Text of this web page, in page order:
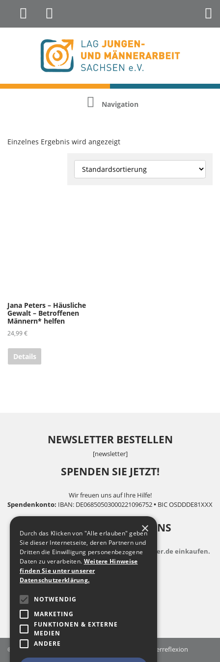
Geschlechterreflexion
Navigation
Einzelnes Ergebnis wird angezeigt
Jana Peters – Häusliche
Gewalt – Betroffenen
Männern* helfen
24,99€
Details
NEWSLETTER BESTELLEN
[newsletter]
SPENDEN SIE JETZT!
Wir freuen uns auf Ihre Hilfe!
Spendenkonto: IBAN: DE06850503000221096752• BIC OSDDDE81XXX
UNTERSTÜTZEN SIE UNS
indem Sie zusatzkostenfrei auf Bildungsspender.de einkaufen.
© 2026 Landesfachstelle Jungenarbeit & Geschlechterreflexion
×
Durch das Klicken von "Alle erlauben" geben
Sie dieser Internetseite, deren Partnern und
Dritten die Einwilligung personenbezogene
Daten zu verarbeiten. Weitere Hinweise
finden Sie unter unserer
Datenschutzerklärung.
NOTWENDIG
MARKETING
FUNKTIONEN & EXTERNE
MEDIEN
ANDERE